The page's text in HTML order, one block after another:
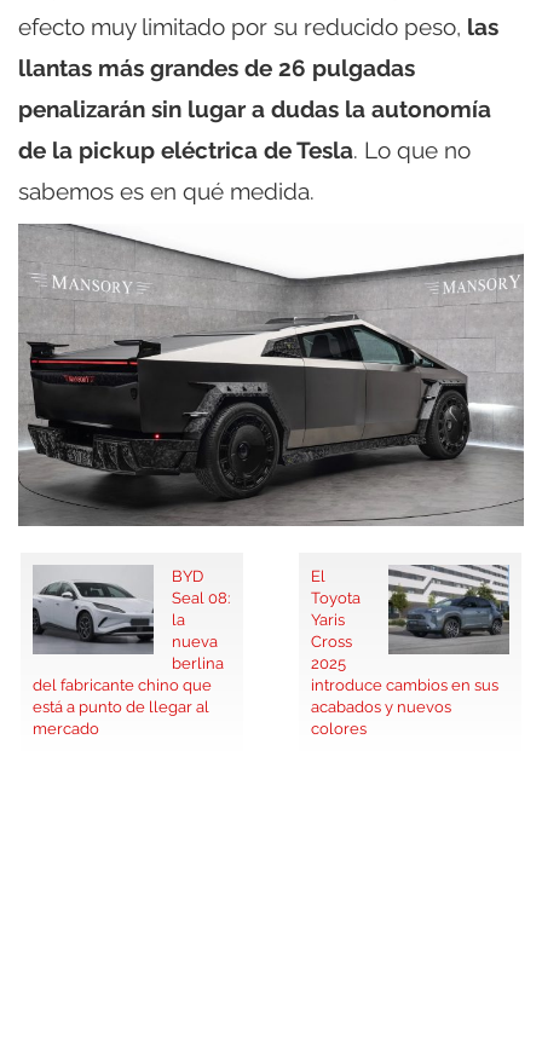
efecto muy limitado por su reducido peso, las
llantas más grandes de 26 pulgadas
penalizarán sin lugar a dudas la autonomía
de la pickup eléctrica de Tesla. Lo que no
sabemos es en qué medida.
BYD
Seal 08:
la
nueva
berlina
del fabricante chino que
está a punto de llegar al
mercado
El
Toyota
Yaris
Cross
2025
introduce cambios en sus
acabados y nuevos
colores